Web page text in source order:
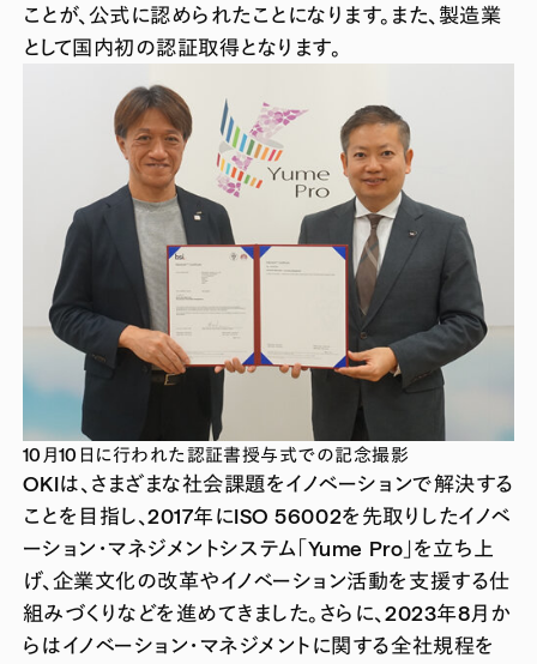
ことが、公式に認められたことになります。また、製造業
として国内初の認証取得となります。
10月10日に行われた認証書授与式での記念撮影
OKIは、さまざまな社会課題をイノベーションで解決する
ことを目指し、2017年にISO 56002を先取りしたイノベ
ーション・マネジメントシステム「Yume Pro」を立ち上
げ、企業文化の改革やイノベーション活動を支援する仕
組みづくりなどを進めてきました。さらに、2023年8月か
らはイノベーション・マネジメントに関する全社規程を